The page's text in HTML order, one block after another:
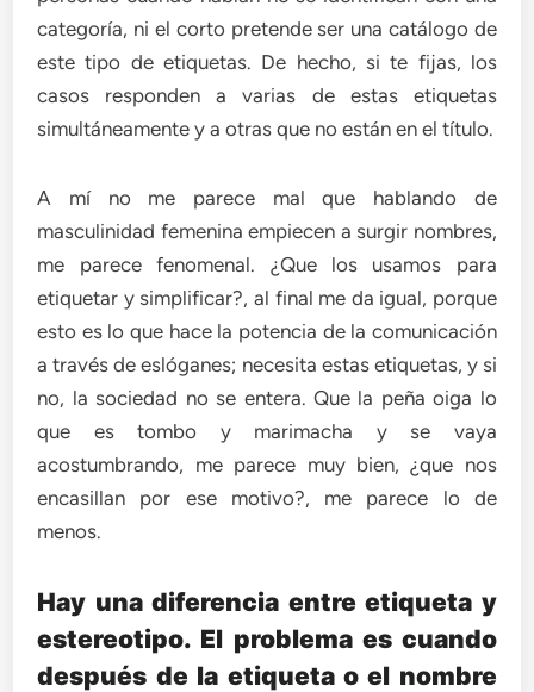
categoría, ni el corto pretende ser una catálogo de
este tipo de etiquetas. De hecho, si te fijas, los
casos responden a varias de estas etiquetas
simultáneamente y a otras que no están en el título.
A mí no me parece mal que hablando de
masculinidad femenina empiecen a surgir nombres,
me parece fenomenal. ¿Que los usamos para
etiquetar y simplificar?, al final me da igual, porque
esto es lo que hace la potencia de la comunicación
a través de eslóganes; necesita estas etiquetas, y si
no, la sociedad no se entera. Que la peña oiga lo
que es tombo y marimacha y se vaya
acostumbrando, me parece muy bien, ¿que nos
encasillan por ese motivo?, me parece lo de
menos.
Hay una diferencia entre etiqueta y
estereotipo. El problema es cuando
después de la etiqueta o el nombre